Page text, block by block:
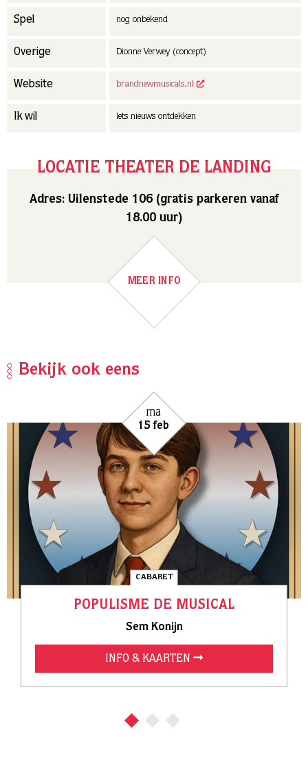
Spel nog onbekend
Overige Dionne Verwey (concept)
Website brandnewmusicals.nl
Ik wil Iets nieuws ontdekken
LOCATIE THEATER DE LANDING
Adres: Uilenstede 106 (gratis parkeren vanaf
18.00 uur)
MEER INFO
Bekijk ook eens
ma
15 feb
CABARET
POPULISME DE MUSICAL
Sem Konijn
INFO & KAARTEN